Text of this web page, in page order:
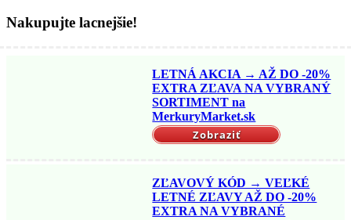
Nakupujte lacnejšie!
LETNÁ AKCIA → AŽ DO -20%
EXTRA ZĽAVA NA VYBRANÝ
SORTIMENT na
MerkuryMarket.sk
Zobraziť
ZĽAVOVÝ KÓD → VEĽKÉ
LETNÉ ZĽAVY AŽ DO -20%
EXTRA NA VYBRANÉ